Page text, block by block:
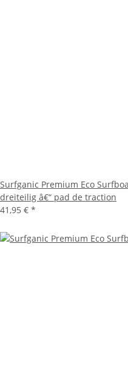
Surfganic Premium Eco
dreiteilig â€“ pad de traction
41,95 € *